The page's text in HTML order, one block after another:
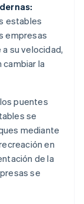
estables
empresas
su velocidad,
la
los puentes
se
mediante
en
de la
se